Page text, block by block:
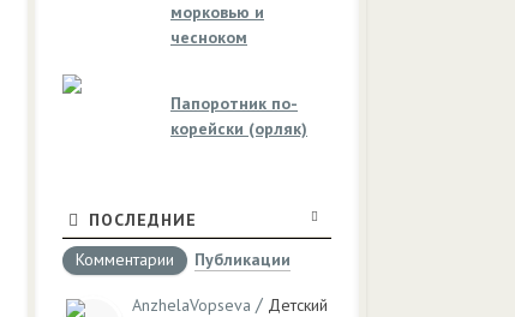
морковью и
чесноком
Папоротник по-
корейски (орляк)
ПОСЛЕДНИЕ
Комментарии
Публикации
AnzhelaVopseva / Детский